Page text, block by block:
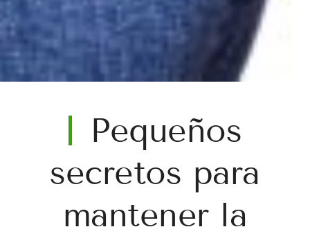
Pequeños
secretos para
mantener la